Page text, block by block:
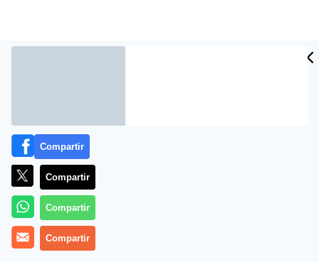
Más información
Compartir
Compartir
Compartir
Compartir